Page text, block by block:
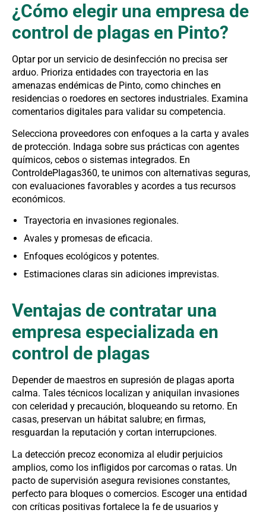
¿Cómo elegir una empresa de
control de plagas en Pinto?
Optar por un servicio de desinfección no precisa ser
arduo. Prioriza entidades con trayectoria en las
amenazas endémicas de Pinto, como chinches en
residencias o roedores en sectores industriales. Examina
comentarios digitales para validar su competencia.
Selecciona proveedores con enfoques a la carta y avales
de protección. Indaga sobre sus prácticas con agentes
químicos, cebos o sistemas integrados. En
ControldePlagas360, te unimos con alternativas seguras,
con evaluaciones favorables y acordes a tus recursos
económicos.
Trayectoria en invasiones regionales.
Avales y promesas de eficacia.
Enfoques ecológicos y potentes.
Estimaciones claras sin adiciones imprevistas.
Ventajas de contratar una
empresa especializada en
control de plagas
Depender de maestros en supresión de plagas aporta
calma. Tales técnicos localizan y aniquilan invasiones
con celeridad y precaución, bloqueando su retorno. En
casas, preservan un hábitat salubre; en firmas,
resguardan la reputación y cortan interrupciones.
La detección precoz economiza al eludir perjuicios
amplios, como los infligidos por carcomas o ratas. Un
pacto de supervisión asegura revisiones constantes,
perfecto para bloques o comercios. Escoger una entidad
con críticas positivas fortalece la fe de usuarios y